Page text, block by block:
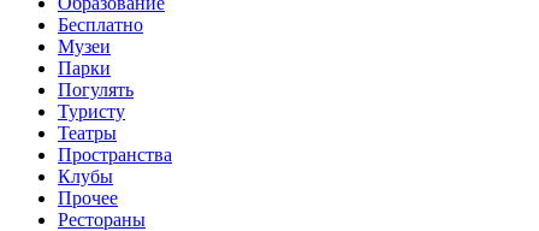
Бесплатно
Музеи
Парки
Погулять
Туристу
Театры
Пространства
Клубы
Прочее
Рестораны